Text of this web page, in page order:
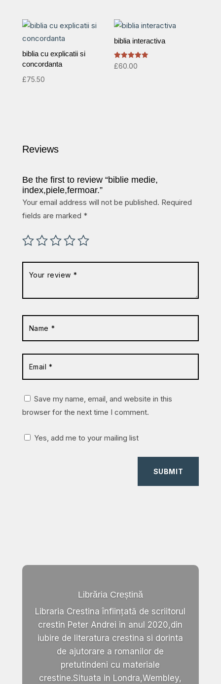
biblia cu explicatii si
concordanta
£75.50
biblia interactiva
Rated
5.00
£60.00
Reviews
Be the first to review “biblie medie,
index,piele,fermoar.”
Your email address will not be published. Required
fields are marked *
Save my name, email, and website in this
browser for the next time I comment.
Yes, add me to your mailing list
SUBMIT
Librăria Creștină
Libraria Crestina înființată de scriitorul
crestin Peter Andrei in anul 2020,din
iubire de literatura crestina si dorinta
de ajutorare a romanilor de
pretutindeni cu materiale
crestine.Situata in Londra,Wembley,